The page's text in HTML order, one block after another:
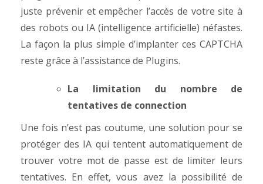
juste prévenir et empêcher l’accès de votre site à
des robots ou IA (intelligence artificielle) néfastes.
La façon la plus simple d’implanter ces CAPTCHA
reste grâce à l’assistance de Plugins.
La limitation du nombre de
tentatives de connection
Une fois n’est pas coutume, une solution pour se
protéger des IA qui tentent automatiquement de
trouver votre mot de passe est de limiter leurs
tentatives. En effet, vous avez la possibilité de